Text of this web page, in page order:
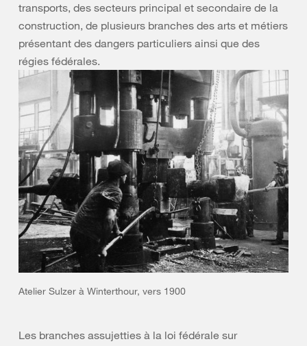
transports, des secteurs principal et secondaire de la
construction, de plusieurs branches des arts et métiers
présentant des dangers particuliers ainsi que des
régies fédérales.
Atelier Sulzer à Winterthour, vers 1900
Les branches assujetties à la loi fédérale sur